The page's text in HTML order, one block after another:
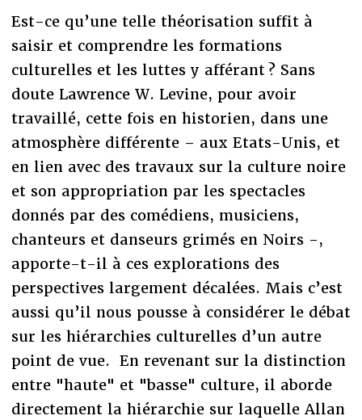
Est-ce qu’une telle théorisation suffit à
saisir et comprendre les formations
culturelles et les luttes y afférant ? Sans
doute Lawrence W. Levine, pour avoir
travaillé, cette fois en historien, dans une
atmosphère différente – aux Etats-Unis, et
en lien avec des travaux sur la culture noire
et son appropriation par les spectacles
donnés par des comédiens, musiciens,
chanteurs et danseurs grimés en Noirs -,
apporte-t-il à ces explorations des
perspectives largement décalées. Mais c’est
aussi qu’il nous pousse à considérer le débat
sur les hiérarchies culturelles d’un autre
point de vue. En revenant sur la distinction
entre "haute" et "basse" culture, il aborde
directement la hiérarchie sur laquelle Allan